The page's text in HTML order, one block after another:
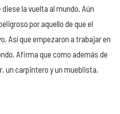
la vuelta al mundo. Aún
por aquello de que el
Así que empezaron a trabajar en
Afirma que como además de
un carpintero y un mueblista,